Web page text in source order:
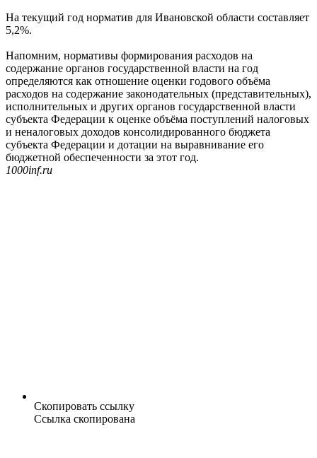
На текущий год норматив для Ивановской области составляет
5,2%.
Напомним, нормативы формирования расходов на
содержание органов государственной власти на год
определяются как отношение оценки годового объёма
расходов на содержание законодательных (представительных),
исполнительных и других органов государственной власти
субъекта Федерации к оценке объёма поступлений налоговых
и неналоговых доходов консолидированного бюджета
субъекта Федерации и дотации на выравнивание его
бюджетной обеспеченности за этот год.
1000inf.ru
Скопировать ссылку
Ссылка скопирована